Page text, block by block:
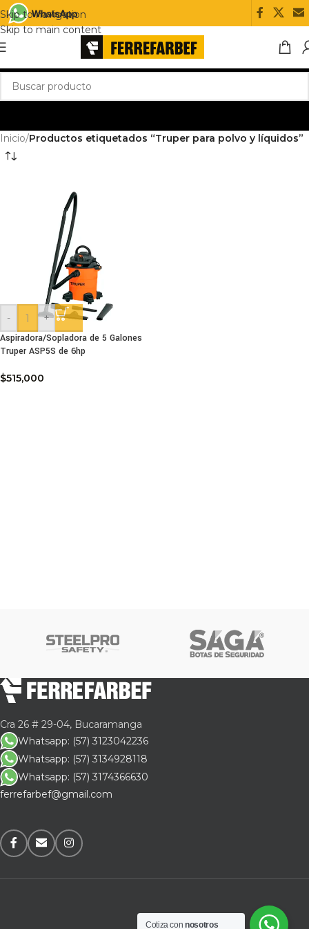
Skip to navigation
Skip to main content
Inicio/Productos etiquetados “Truper para polvo y líquidos”
-
+
Aspiradora/Sopladora de 5 Galones
Truper ASP5S de 6hp
$515,000
Cra 26 # 29-04, Bucaramanga
Whatsapp: (57) 3123042236
Whatsapp: (57) 3134928118
Whatsapp: (57) 3174366630
ferrefarbef@gmail.com
Cotiza connosotros